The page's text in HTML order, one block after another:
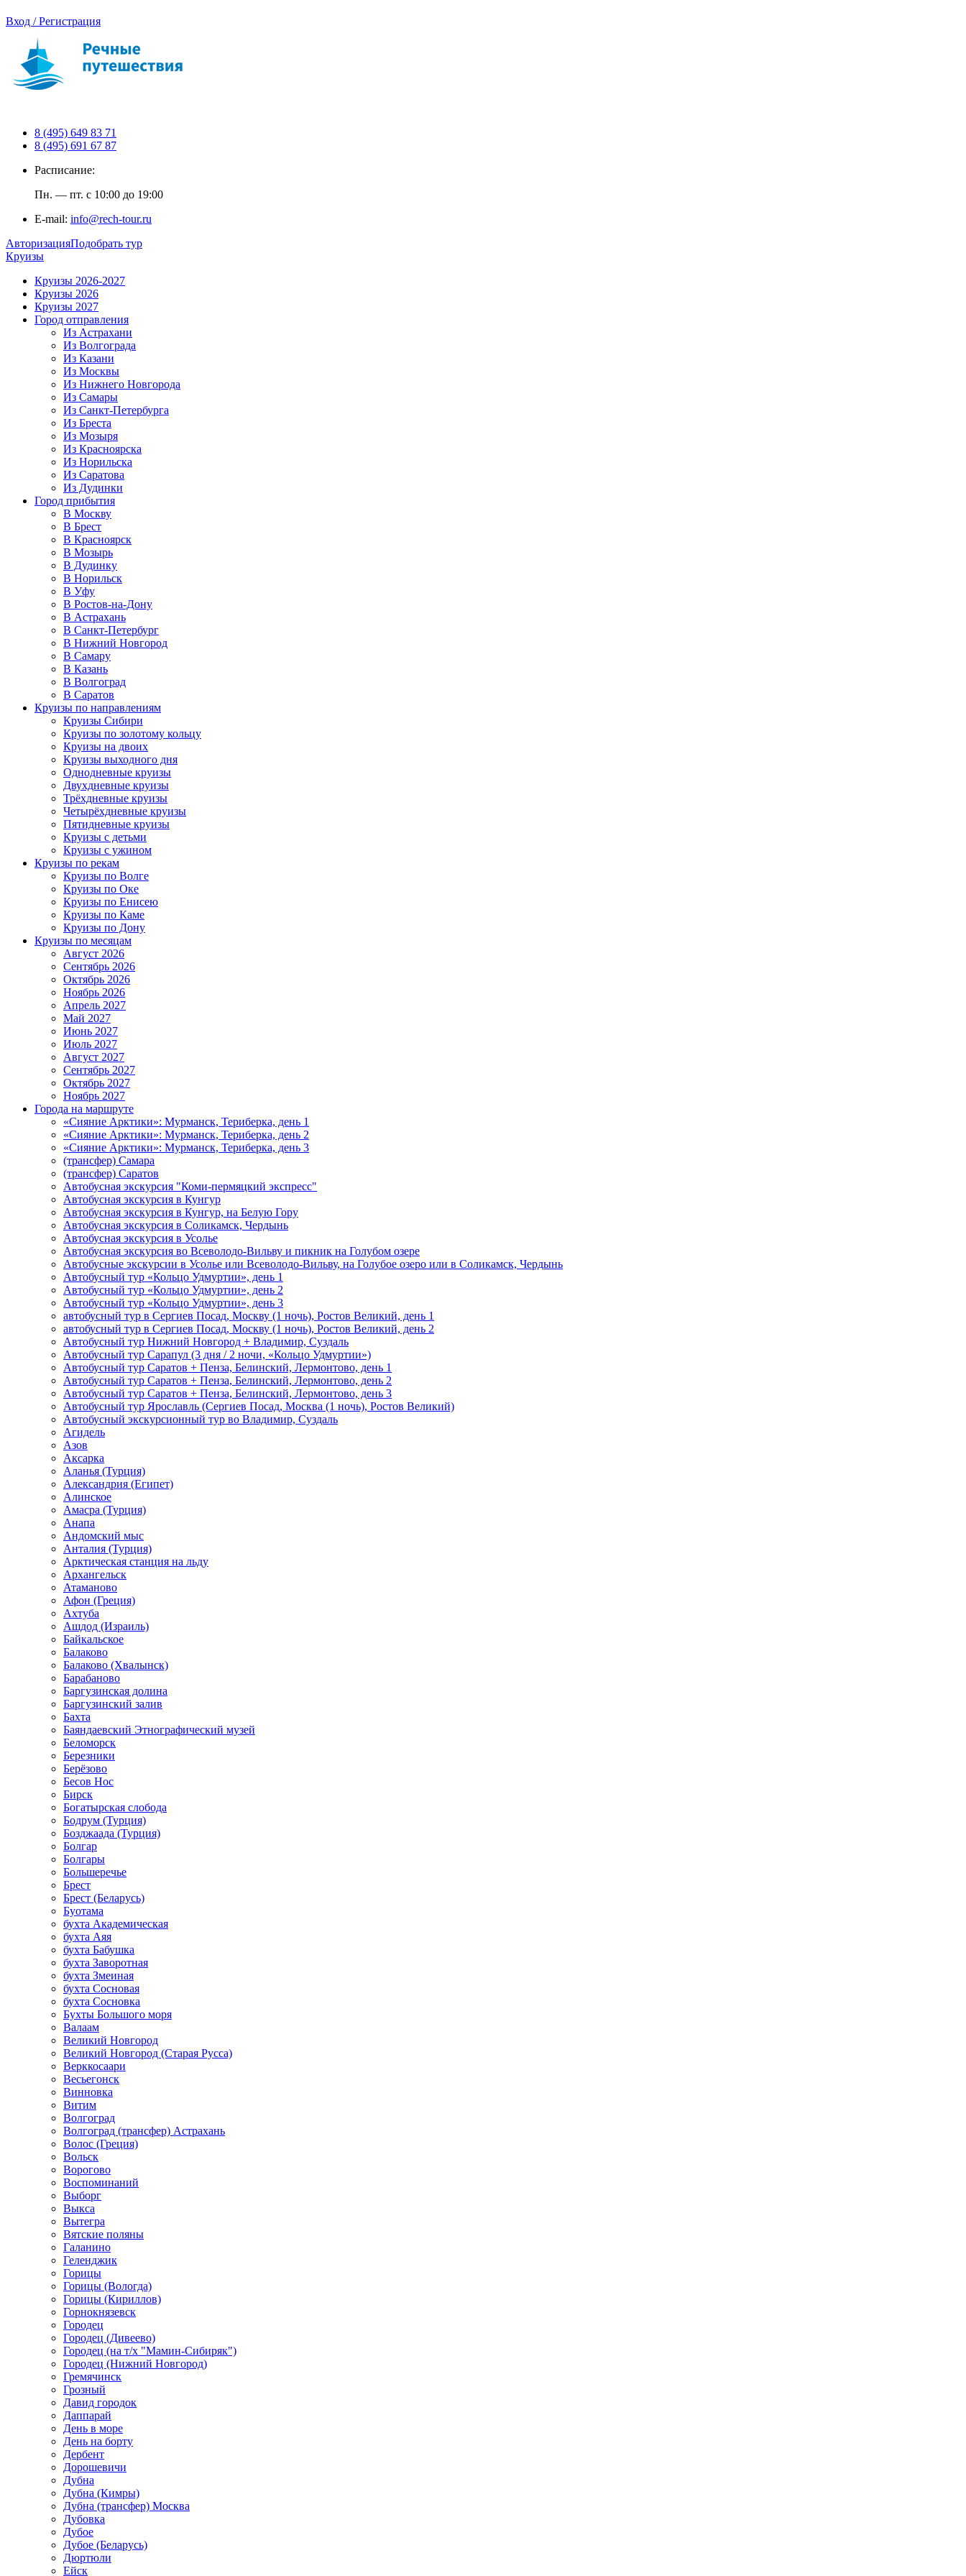
Вход / Регистрация
8 (495) 649 83 71
8 (495) 691 67 87
Расписание:
Пн. — пт. с 10:00 до 19:00
E-mail: info@rech-tour.ru
АвторизацияПодобрать тур
Круизы
Круизы 2026-2027
Круизы 2026
Круизы 2027
Город отправления
Из Астрахани
Из Волгограда
Из Казани
Из Москвы
Из Нижнего Новгорода
Из Самары
Из Санкт-Петербурга
Из Бреста
Из Мозыря
Из Красноярска
Из Норильска
Из Саратова
Из Дудинки
Город прибытия
В Москву
В Брест
В Красноярск
В Мозырь
В Дудинку
В Норильск
В Уфу
В Ростов-на-Дону
В Астрахань
В Санкт-Петербург
В Нижний Новгород
В Самару
В Казань
В Волгоград
В Саратов
Круизы по направлениям
Круизы Сибири
Круизы по золотому кольцу
Круизы на двоих
Круизы выходного дня
Однодневные круизы
Двухдневные круизы
Трёхдневные круизы
Четырёхдневные круизы
Пятидневные круизы
Круизы с детьми
Круизы с ужином
Круизы по рекам
Круизы по Волге
Круизы по Оке
Круизы по Енисею
Круизы по Каме
Круизы по Дону
Круизы по месяцам
Август 2026
Сентябрь 2026
Октябрь 2026
Ноябрь 2026
Апрель 2027
Май 2027
Июнь 2027
Июль 2027
Август 2027
Сентябрь 2027
Октябрь 2027
Ноябрь 2027
Города на маршруте
«Сияние Арктики»: Мурманск, Териберка, день 1
«Сияние Арктики»: Мурманск, Териберка, день 2
«Сияние Арктики»: Мурманск, Териберка, день 3
(трансфер) Самара
(трансфер) Саратов
Автобусная экскурсия "Коми-пермяцкий экспресс"
Автобусная экскурсия в Кунгур
Автобусная экскурсия в Кунгур, на Белую Гору
Автобусная экскурсия в Соликамск, Чердынь
Автобусная экскурсия в Усолье
Автобусная экскурсия во Всеволодо-Вильву и пикник на Голубом озере
Автобусные экскурсии в Усолье или Всеволодо-Вильву, на Голубое озеро или в Соликамск, Чердынь
Автобусный тур «Кольцо Удмуртии», день 1
Автобусный тур «Кольцо Удмуртии», день 2
Автобусный тур «Кольцо Удмуртии», день 3
автобусный тур в Сергиев Посад, Москву (1 ночь), Ростов Великий, день 1
автобусный тур в Сергиев Посад, Москву (1 ночь), Ростов Великий, день 2
Автобусный тур Нижний Новгород + Владимир, Суздаль
Автобусный тур Сарапул (3 дня / 2 ночи, «Кольцо Удмуртии»)
Автобусный тур Саратов + Пенза, Белинский, Лермонтово, день 1
Автобусный тур Саратов + Пенза, Белинский, Лермонтово, день 2
Автобусный тур Саратов + Пенза, Белинский, Лермонтово, день 3
Автобусный тур Ярославль (Сергиев Посад, Москва (1 ночь), Ростов Великий)
Автобусный экскурсионный тур во Владимир, Суздаль
Агидель
Азов
Аксарка
Аланья (Турция)
Александрия (Египет)
Алинское
Амасра (Турция)
Анапа
Андомский мыс
Анталия (Турция)
Арктическая станция на льду
Архангельск
Атаманово
Афон (Греция)
Ахтуба
Ашдод (Израиль)
Байкальское
Балаково
Балаково (Хвалынск)
Барабаново
Баргузинская долина
Баргузинский залив
Бахта
Баяндаевский Этнографический музей
Беломорск
Березники
Берёзово
Бесов Нос
Бирск
Богатырская слобода
Бодрум (Турция)
Бозджаада (Турция)
Болгар
Болгары
Большеречье
Брест
Брест (Беларусь)
Буотама
бухта Академическая
бухта Аяя
бухта Бабушка
бухта Заворотная
бухта Змеиная
бухта Сосновая
бухта Сосновка
Бухты Большого моря
Валаам
Великий Новгород
Великий Новгород (Старая Русса)
Верккосаари
Весьегонск
Винновка
Витим
Волгоград
Волгоград (трансфер) Астрахань
Волос (Греция)
Вольск
Ворогово
Воспоминаний
Выборг
Выкса
Вытегра
Вятские поляны
Галанино
Геленджик
Горицы
Горицы (Вологда)
Горицы (Кириллов)
Горнокнязевск
Городец
Городец (Дивеево)
Городец (на т/х "Мамин-Сибиряк")
Городец (Нижний Новгород)
Гремячинск
Грозный
Давид городок
Даппарай
День в море
День на борту
Дербент
Дорошевичи
Дубна
Дубна (Кимры)
Дубна (трансфер) Москва
Дубовка
Дубое
Дубое (Беларусь)
Дюртюли
Ейск